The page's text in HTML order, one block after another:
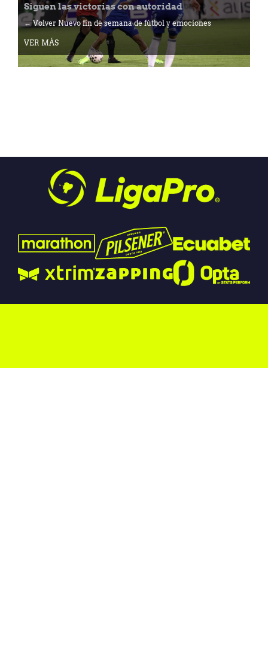
Siguen las victorias con autoridad
← Volver Nuevo fin de semana de fútbol y emociones
VER MÁS